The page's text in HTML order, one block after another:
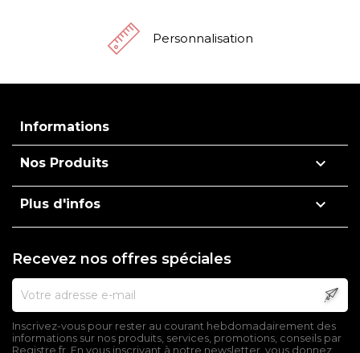
Personnalisation
Informations
Nos Produits 
Plus d'infos 
Recevez nos offres spéciales
Inscrivez-vous pour rester au courant hebdomadairement des
informations sur nos produits, services, promotions, conseils par
Registre.fr. En vous inscrivant à notre newsletter, vous donnez